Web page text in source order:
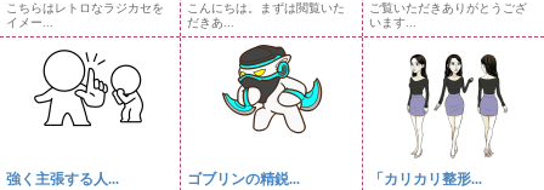
こちらはレトロなラジカセを
イメー...
こんにちは。まずは閲覧いた
だきあ...
ご覧いただきありがとうござ
います...
強く主張する人... ゴブリンの精鋭... 「カリカリ整形...